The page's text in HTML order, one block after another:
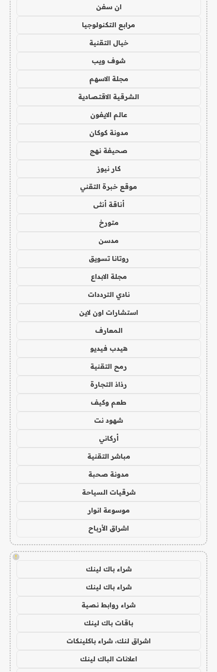
ان سفن
مرابع التكنولوجيا
خيال التقنية
شوف ويب
مجلة الاسهم
الشرقية الاقتصادية
عالم الايفون
مدونة كوكان
صحيفة نهج
كار نيوز
موقع خبرة التقني
أناقة أنثى
متورخ
مدسن
روتانا تسويق
مجلة الابداع
نادي الترددات
استشارات اون لاين
المعارف
هيدب فيديو
رمح التقنية
رذاذ التجارة
طعم وكيف
شهود نت
أركاني
مباشر التقنية
مدونة صحبة
شرقيات السياحة
موسوعة انوار
اشراق الأرباح
!
شراء باك لينك
شراء باك لينك
شراء روابط نصية
باقات باك لينك
اشراق لنك، شراء باكلينكات
اعلانات الباك لينك